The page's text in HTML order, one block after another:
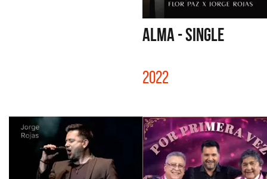
ALMA - SINGLE
2022